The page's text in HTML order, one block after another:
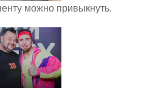
можно привыкнуть.